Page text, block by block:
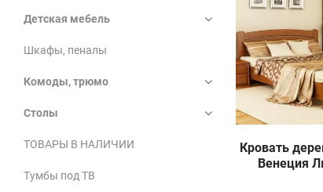
Кровать
Венеция
Детская мебель
Шкафы, пеналы
Комоды, трюмо
Столы
ТОВАРЫ В НАЛИЧИИ
Тумбы под ТВ